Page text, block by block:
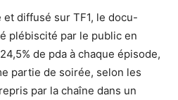
diffusé sur TF1, le docu-
plébiscité par le public en
de pda à chaque épisode,
partie de soirée, selon les
par la chaîne dans un